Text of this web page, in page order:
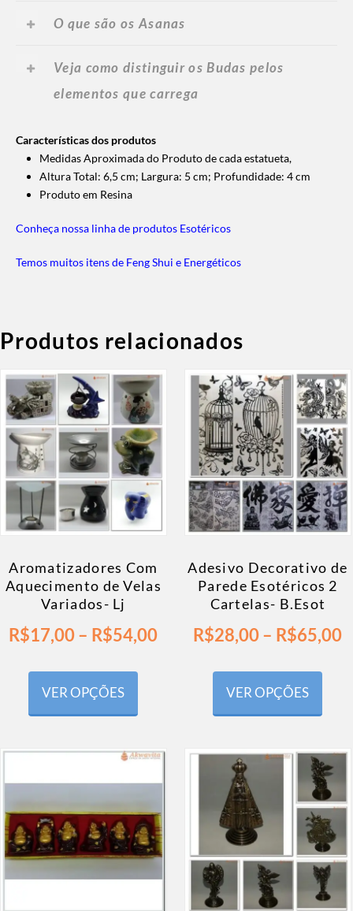
O que são os Asanas
Veja como distinguir os Budas pelos
elementos que carrega
Características dos produtos
Medidas Aproximada do Produto de cada estatueta,
Altura Total: 6,5 cm; Largura: 5 cm; Profundidade: 4 cm
Produto em Resina
Conheça nossa linha de produtos Esotéricos
Temos muitos itens de Feng Shui e Energéticos
Produtos relacionados
Aromatizadores Com
Aquecimento de Velas
Variados- Lj
R$17,00– R$54,00
VER OPÇÕES
Adesivo Decorativo de
Parede Esotéricos 2
Cartelas- B.Esot
R$28,00– R$65,00
VER OPÇÕES